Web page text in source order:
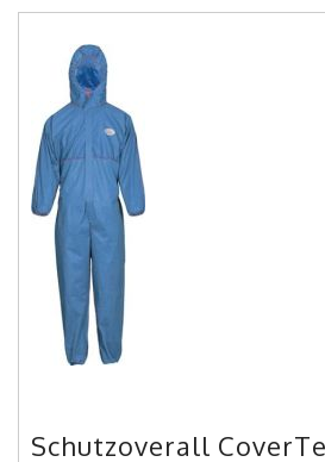
Schutzoverall